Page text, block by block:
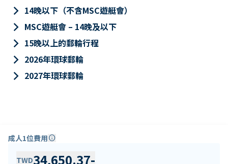
keyboard_arrow_right 14晚以下（不含MSC遊艇會）
keyboard_arrow_right MSC遊艇會 – 14晚及以下
keyboard_arrow_right 15晚以上的郵輪行程
keyboard_arrow_right 2026年環球郵輪
keyboard_arrow_right 2027年環球郵輪
成人1位費用info
TWD34,650.37-